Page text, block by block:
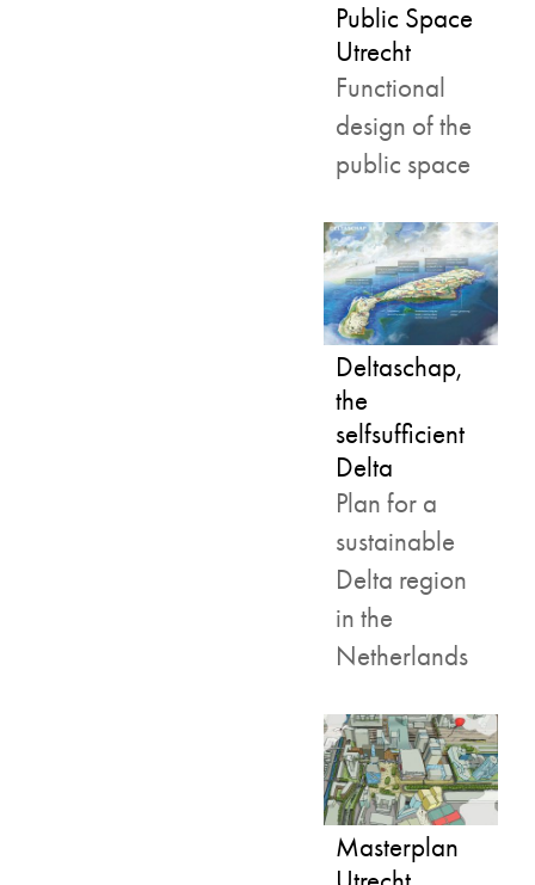
Public Space
Utrecht
Functional
design of the
public space
Deltaschap,
the
selfsufficient
Delta
Plan for a
sustainable
Delta region
in the
Netherlands
Masterplan